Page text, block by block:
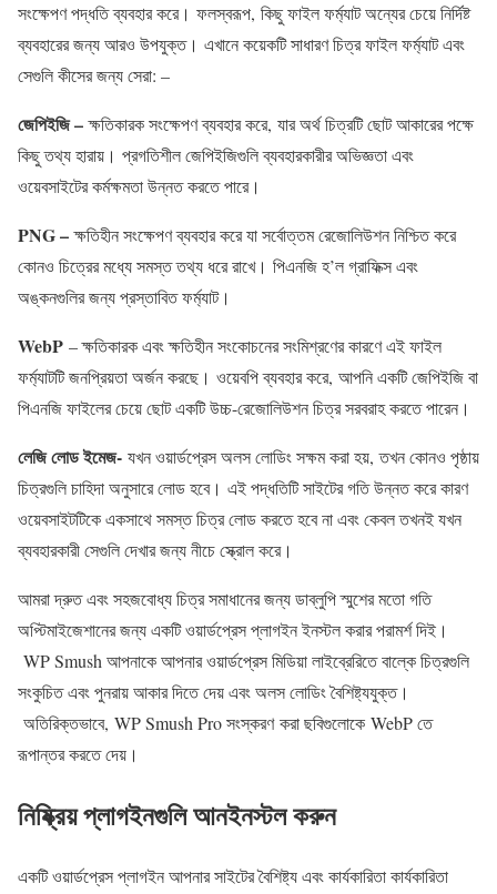
সংক্ষেপণ পদ্ধতি ব্যবহার করে। ফলস্বরূপ, কিছু ফাইল ফর্ম্যাট অন্যের চেয়ে নির্দিষ্ট
ব্যবহারের জন্য আরও উপযুক্ত। এখানে কয়েকটি সাধারণ চিত্র ফাইল ফর্ম্যাট এবং
সেগুলি কীসের জন্য সেরা: –
জেপিইজি –ক্ষতিকারক সংক্ষেপণ ব্যবহার করে, যার অর্থ চিত্রটি ছোট আকারের পক্ষে
কিছু তথ্য হারায়। প্রগতিশীল জেপিইজিগুলি ব্যবহারকারীর অভিজ্ঞতা এবং
ওয়েবসাইটের কর্মক্ষমতা উন্নত করতে পারে।
PNG –ক্ষতিহীন সংক্ষেপণ ব্যবহার করে যা সর্বোত্তম রেজোলিউশন নিশ্চিত করে
কোনও চিত্রের মধ্যে সমস্ত তথ্য ধরে রাখে। পিএনজি হ’ল গ্রাফিক্স এবং
অঙ্কনগুলির জন্য প্রস্তাবিত ফর্ম্যাট।
WebP – ক্ষতিকারক এবং ক্ষতিহীন সংকোচনের সংমিশ্রণের কারণে এই ফাইল
ফর্ম্যাটটি জনপ্রিয়তা অর্জন করছে। ওয়েবপি ব্যবহার করে, আপনি একটি জেপিইজি বা
পিএনজি ফাইলের চেয়ে ছোট একটি উচ্চ-রেজোলিউশন চিত্র সরবরাহ করতে পারেন।
লেজি লোড ইমেজ- যখন ওয়ার্ডপ্রেস অলস লোডিং সক্ষম করা হয়, তখন কোনও পৃষ্ঠায়
চিত্রগুলি চাহিদা অনুসারে লোড হবে। এই পদ্ধতিটি সাইটের গতি উন্নত করে কারণ
ওয়েবসাইটটিকে একসাথে সমস্ত চিত্র লোড করতে হবে না এবং কেবল তখনই যখন
ব্যবহারকারী সেগুলি দেখার জন্য নীচে স্ক্রোল করে।
আমরা দ্রুত এবং সহজবোধ্য চিত্র সমাধানের জন্য ডাব্লুপি স্মুশের মতো গতি
অপ্টিমাইজেশানের জন্য একটি ওয়ার্ডপ্রেস প্লাগইন ইনস্টল করার পরামর্শ দিই।
WP Smush আপনাকে আপনার ওয়ার্ডপ্রেস মিডিয়া লাইব্রেরিতে বাল্কে চিত্রগুলি
সংকুচিত এবং পুনরায় আকার দিতে দেয় এবং অলস লোডিং বৈশিষ্ট্যযুক্ত।
অতিরিক্তভাবে, WP Smush Pro সংস্করণ করা ছবিগুলোকে WebP তে
রূপান্তর করতে দেয়।
নিষ্ক্রিয় প্লাগইনগুলি আনইনস্টল করুন
একটি ওয়ার্ডপ্রেস প্লাগইন আপনার সাইটের বৈশিষ্ট্য এবং কার্যকারিতা কার্যকারিতা